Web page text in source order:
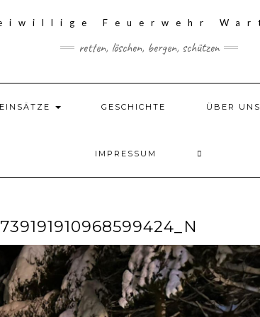
retten, löschen, bergen, schützen
EINSÄTZE GESCHICHTE ÜBER UNS
IMPRESSUM